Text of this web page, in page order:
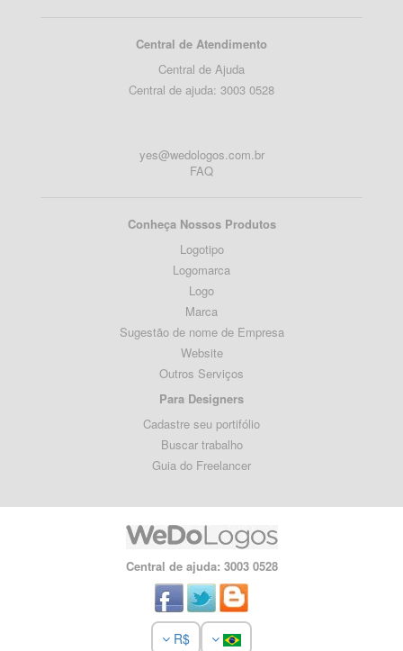
Central de Atendimento
Central de Ajuda
Central de ajuda: 3003 0528
yes@wedologos.com.br
FAQ
Conheça Nossos Produtos
Logotipo
Logomarca
Logo
Marca
Sugestão de nome de Empresa
Website
Outros Serviços
Para Designers
Cadastre seu portifólio
Buscar trabalho
Guia do Freelancer
Central de ajuda: 3003 0528
R$